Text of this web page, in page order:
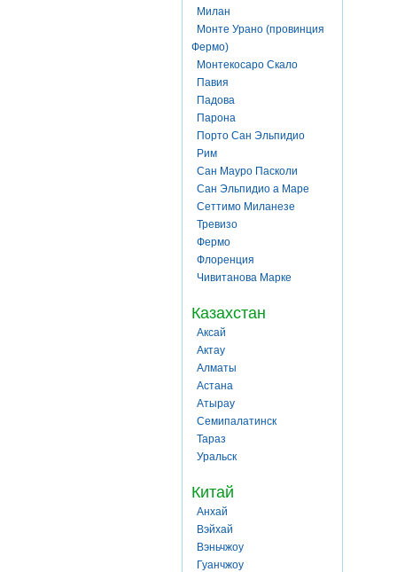
Милан
Монте Урано (провинция
Фермо)
Монтекосаро Скало
Павия
Падова
Парона
Порто Сан Эльпидио
Рим
Сан Мауро Пасколи
Сан Эльпидио а Маре
Сеттимо Миланезе
Тревизо
Фермо
Флоренция
Чивитанова Марке
Казахстан
Аксай
Актау
Алматы
Астана
Атырау
Семипалатинск
Тараз
Уральск
Китай
Анхай
Вэйхай
Вэньчжоу
Гуанчжоу